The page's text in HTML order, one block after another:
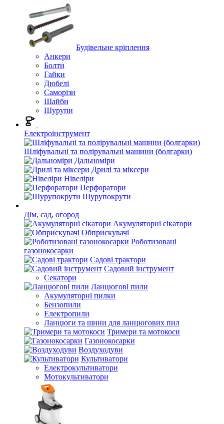
Будівельне кріплення
Анкери
Болти
Гайки
Дюбелі
Саморізи
Шайби
Шурупи
Електроінструмент
Шліфувальні та полірувальні машини (болгарки)
Дальноміри
Дрилі та міксери
Нівеліри
Перфоратори
Шурупокрути
Дім, сад, огород
Акумуляторні сікатори
Обприскувачі
Роботизовані
газонокосарки
Садові трактори
Садовий інструмент
Секатори
Ланцюгові пили
Акумуляторні пилки
Бензопили
Електропили
Ланцюги та шини для ланцюгових пил
Тримери та мотокоси
Газонокосарки
Воздуходуви
Культиватори
Електрокультиватори
Мотокультиватори